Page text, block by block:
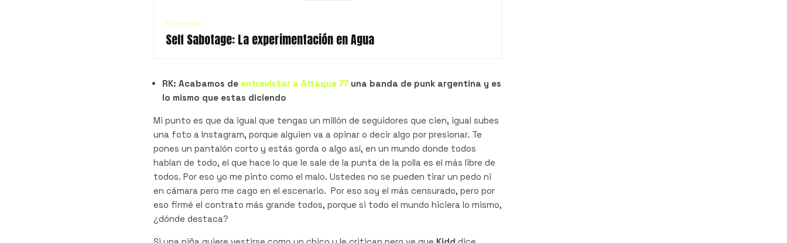
Entrevistas
Self Sabotage: La experimentación en Agua
RK: Acabamos de entrevistar a Attaque 77 una banda de punk argentina y es
lo mismo que estas diciendo
Mi punto es que da igual que tengas un millón de seguidores que cien, igual subes
una foto a Instagram, porque alguien va a opinar o decir algo por presionar. Te
pones un pantalón corto y estás gorda o algo así, en un mundo donde todos
hablan de todo, el que hace lo que le sale de la punta de la polla es el más libre de
todos. Por eso yo me pinto como el malo. Ustedes no se pueden tirar un pedo ni
en cámara pero me cago en el escenario. Por eso soy el más censurado, pero por
eso firmé el contrato más grande todos, porque si todo el mundo hiciera lo mismo,
¿dónde destaca?